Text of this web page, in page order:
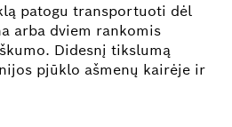
patogu transportuoti dėl
arba dviem rankomis
Didesnį tikslumą
pjūklo ašmenų kairėje ir